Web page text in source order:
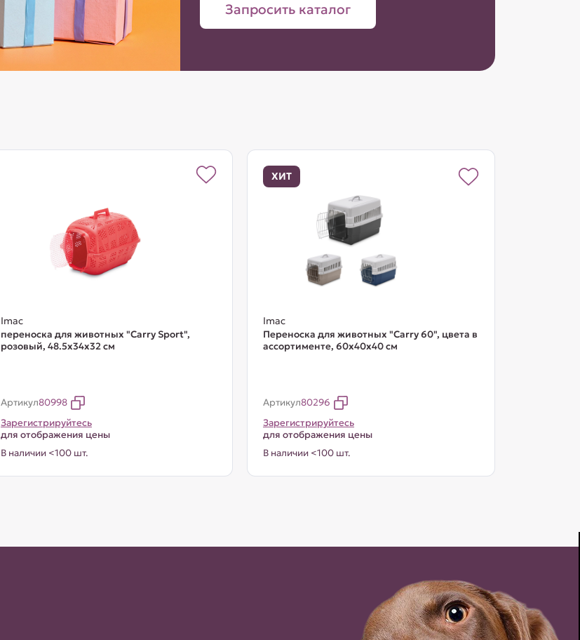
Запросить каталог
Imac
переноска для животных "Carry Sport",
розовый, 48.5х34х32 см
Артикул80998
Зарегистрируйтесь
для отображения цены
В наличии <100 шт.
ХИТ
Imac
Переноска для животных "Carry 60", цвета в
ассортименте, 60х40х40 см
Артикул80296
Зарегистрируйтесь
для отображения цены
В наличии <100 шт.